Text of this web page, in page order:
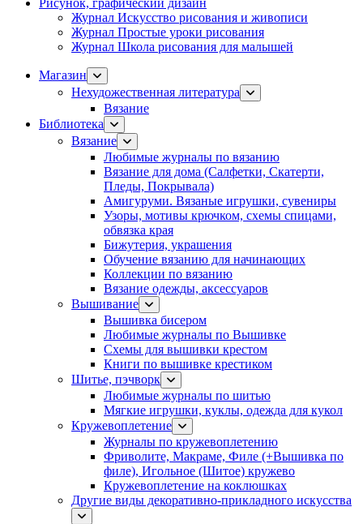
Рисунок, графический дизайн
Журнал Искусство рисования и живописи
Журнал Простые уроки рисования
Журнал Школа рисования для малышей
Магазин
Нехудожественная литература
Вязание
Библиотека
Вязание
Любимые журналы по вязанию
Вязание для дома (Салфетки, Скатерти,
Пледы, Покрывала)
Амигуруми. Вязаные игрушки, сувениры
Узоры, мотивы крючком, схемы спицами,
обвязка края
Бижутерия, украшения
Обучение вязанию для начинающих
Коллекции по вязанию
Вязание одежды, аксессуаров
Вышивание
Вышивка бисером
Любимые журналы по Вышивке
Схемы для вышивки крестом
Книги по вышивке крестиком
Шитье, пэчворк
Любимые журналы по шитью
Мягкие игрушки, куклы, одежда для кукол
Кружевоплетение
Журналы по кружевоплетению
Фриволите, Макраме, Филе (+Вышивка по
филе), Игольное (Шитое) кружево
Кружевоплетение на коклюшках
Другие виды декоративно-прикладного искусства